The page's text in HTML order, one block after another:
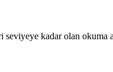
kadar olan okuma